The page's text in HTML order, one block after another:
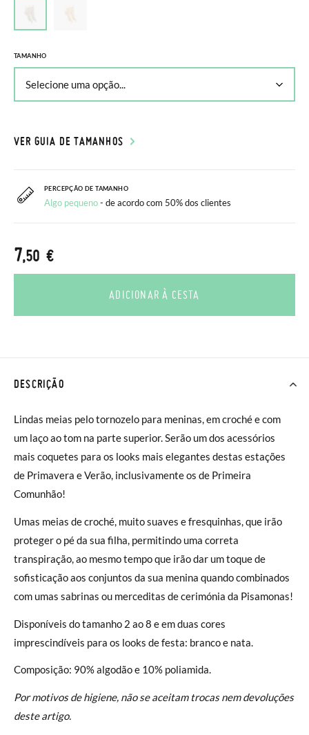
TAMANHO
VER GUIA DE TAMANHOS
PERCEPÇÃO DE TAMANHO
Algo pequeno- de acordo com 50% dos clientes
7,50 €
ADICIONAR À CESTA
DESCRIÇÃO
Lindas meias pelo tornozelo para meninas, em croché e com
um laço ao tom na parte superior. Serão um dos acessórios
mais coquetes para os looks mais elegantes destas estações
de Primavera e Verão, inclusivamente os de Primeira
Comunhão!
Umas meias de croché, muito suaves e fresquinhas, que irão
proteger o pé da sua filha, permitindo uma correta
transpiração, ao mesmo tempo que irão dar um toque de
sofisticação aos conjuntos da sua menina quando combinados
com umas sabrinas ou merceditas de cerimónia da Pisamonas!
Disponíveis do tamanho 2 ao 8 e em duas cores
imprescindíveis para os looks de festa: branco e nata.
Composição: 90% algodão e 10% poliamida.
Por motivos de higiene, não se aceitam trocas nem devoluções
deste artigo.